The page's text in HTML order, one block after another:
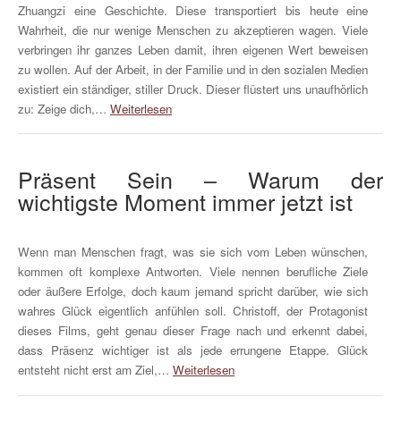
Zhuangzi eine Geschichte. Diese transportiert bis heute eine
Wahrheit, die nur wenige Menschen zu akzeptieren wagen. Viele
verbringen ihr ganzes Leben damit, ihren eigenen Wert beweisen
zu wollen. Auf der Arbeit, in der Familie und in den sozialen Medien
existiert ein ständiger, stiller Druck. Dieser flüstert uns unaufhörlich
zu: Zeige dich,… Weiterlesen
Präsent Sein – Warum der
wichtigste Moment immer jetzt ist
Wenn man Menschen fragt, was sie sich vom Leben wünschen,
kommen oft komplexe Antworten. Viele nennen berufliche Ziele
oder äußere Erfolge, doch kaum jemand spricht darüber, wie sich
wahres Glück eigentlich anfühlen soll. Christoff, der Protagonist
dieses Films, geht genau dieser Frage nach und erkennt dabei,
dass Präsenz wichtiger ist als jede errungene Etappe. Glück
entsteht nicht erst am Ziel,… Weiterlesen